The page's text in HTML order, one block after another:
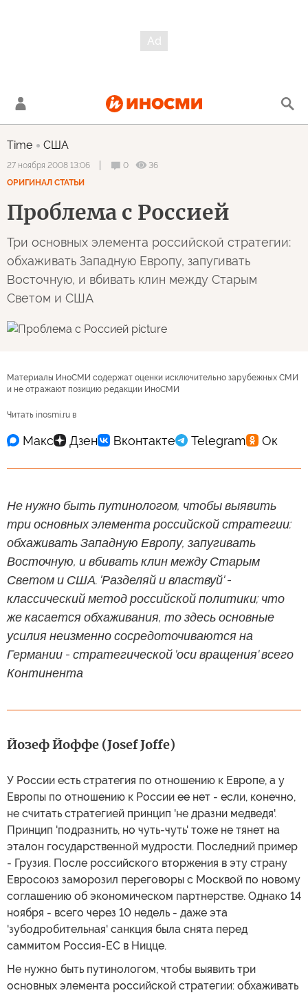
Time США
27 ноября 2008 13:06 0
36
ОРИГИНАЛ СТАТЬИ
Проблема с Россией
Три основных элемента российской стратегии:
обхаживать Западную Европу, запугивать
Восточную, и вбивать клин между Старым
Светом и США
Материалы ИноСМИ содержат оценки исключительно зарубежных СМИ
и не отражают позицию редакции ИноСМИ
Читать inosmi.ru в
Не нужно быть путинологом, чтобы выявить
три основных элемента российской стратегии:
обхаживать Западную Европу, запугивать
Восточную, и вбивать клин между Старым
Светом и США. 'Разделяй и властвуй' -
классический метод российской политики; что
же касается обхаживания, то здесь основные
усилия неизменно сосредоточиваются на
Германии - стратегической 'оси вращения' всего
Континента
Йозеф Йоффе (Josef Joffe)
У России есть стратегия по отношению к Европе, а у
Европы по отношению к России ее нет - если, конечно,
не считать стратегией принцип 'не дразни медведя'.
Принцип 'подразнить, но чуть-чуть' тоже не тянет на
эталон государственной мудрости. Последний пример
- Грузия. После российского вторжения в эту страну
Евросоюз заморозил переговоры с Москвой по новому
соглашению об экономическом партнерстве. Однако 14
ноября - всего через 10 недель - даже эта
'зубодробительная' санкция была снята перед
саммитом Россия-ЕС в Ницце.
Не нужно быть путинологом, чтобы выявить три
основных элемента российской стратегии: обхаживать